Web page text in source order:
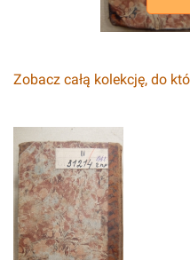
Zobacz całą kolekcję, do